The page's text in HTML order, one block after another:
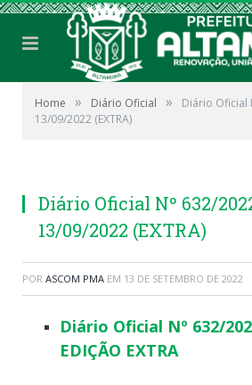
Home » Diário Oficial »
Diário Oficial
13/09/2022 (EXTRA)
Diário Oficial Nº 632/
13/09/2022 (EXTRA)
POR ASCOM PMA EM 13 DE SETEMBRO DE 2022
Diário Oficial Nº 632/
EDIÇÃO EXTRA